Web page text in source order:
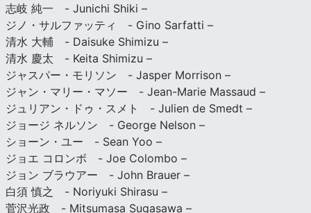
志岐 純一 - Junichi Shiki –
ジノ・サルファッティ - Gino Sarfatti –
清水 大輔 - Daisuke Shimizu –
清水 慶太 - Keita Shimizu –
ジャスパー・モリソン - Jasper Morrison –
ジャン・マリー・マソー - Jean-Marie Massaud –
ジュリアン・ドゥ・スメト - Julien de Smedt –
ジョージ ネルソン - George Nelson –
ショーン・ユー - Sean Yoo –
ジョエ コロンボ - Joe Colombo –
ジョン ブラウアー - John Brauer –
白須 慎之 - Noriyuki Shirasu –
菅沢光政 - Mitsumasa Sugasawa –